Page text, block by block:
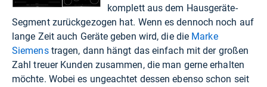
komplett aus dem Hausgeräte-
Segment zurückgezogen hat. Wenn es dennoch noch auf
lange Zeit auch Geräte geben wird, die die Marke
Siemenstragen, dann hängt das einfach mit der großen
Zahl treuer Kunden zusammen, die man gerne erhalten
möchte. Wobei es ungeachtet dessen ebenso schon seit